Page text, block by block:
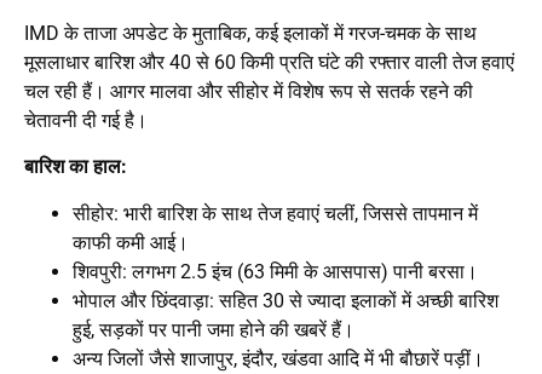
IMD के ताजा अपडेट के मुताबिक, कई इलाकों में गरज-चमक के साथ
मूसलाधार बारिश और 40 से 60 किमी प्रति घंटे की रफ्तार वाली तेज हवाएं
चल रही हैं। आगर मालवा और सीहोर में विशेष रूप से सतर्क रहने की
चेतावनी दी गई है।
बारिश का हाल:
सीहोर: भारी बारिश के साथ तेज हवाएं चलीं, जिससे तापमान में
काफी कमी आई।
शिवपुरी: लगभग 2.5 इंच (63 मिमी के आसपास) पानी बरसा।
भोपाल और छिंदवाड़ा: सहित 30 से ज्यादा इलाकों में अच्छी बारिश
हुई, सड़कों पर पानी जमा होने की खबरें हैं।
अन्य जिलों जैसे शाजापुर, इंदौर, खंडवा आदि में भी बौछारें पड़ीं।